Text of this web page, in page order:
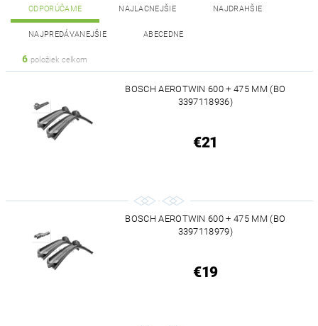
ODPORÚČAME NAJLACNEJŠIE NAJDRAHŠIE
NAJPREDÁVANEJŠIE ABECEDNE
6 položiek celkom
BOSCH AEROTWIN 600 + 475 MM (BO
3397118936)
€21
BOSCH AEROTWIN 600 + 475 MM (BO
3397118979)
€19